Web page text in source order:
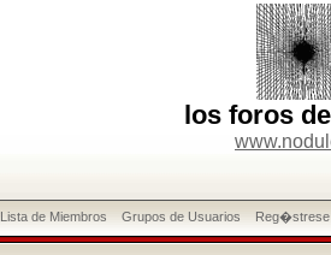
los foros
Lista de Miembros Grupos de Usuarios Reg�strese